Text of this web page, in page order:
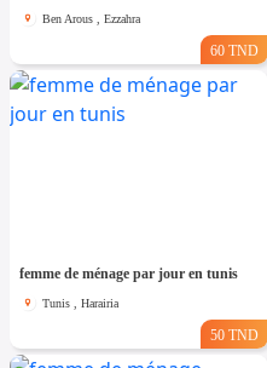
Ben Arous , Ezzahra
60 TND
femme de ménage par jour en tunis
Tunis , Harairia
50 TND